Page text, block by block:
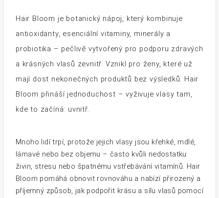
Hair Bloom je botanický nápoj, který kombinuje
antioxidanty, esenciální vitaminy, minerály a
probiotika – pečlivě vytvořený pro podporu zdravých
a krásných vlasů zevnitř. Vznikl pro ženy, které už
mají dost nekonečných produktů bez výsledků. Hair
Bloom přináší jednoduchost – vyživuje vlasy tam,
kde to začíná: uvnitř.
Mnoho lidí trpí, protože jejich vlasy jsou křehké, mdlé,
lámavé nebo bez objemu – často kvůli nedostatku
živin, stresu nebo špatnému vstřebávání vitamínů. Hair
Bloom pomáhá obnovit rovnováhu a nabízí přirozený a
příjemný způsob, jak podpořit krásu a sílu vlasů pomocí